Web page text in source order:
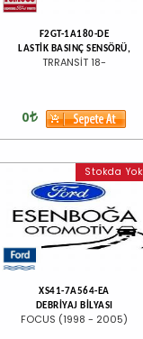
F2GT-1A180-DE
LASTİK BASINÇ SENSÖRÜ,
TRRANSİT 18-
0
Stokda Yok
XS41-7A564-EA
DEBRİYAJ BİLYASI
FOCUS (1998 - 2005)